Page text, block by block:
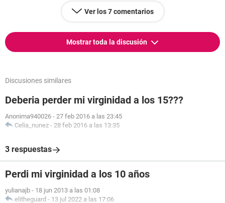
Ver los 7 comentarios
Mostrar toda la discusión
Discusiones similares
Deberia perder mi virginidad a los 15???
Anonima940026 - 27 feb 2016 a las 23:45
Celia_nunez - 28 feb 2016 a las 13:35
3 respuestas
Perdi mi virginidad a los 10 años
yulianajb - 18 jun 2013 a las 01:08
elitheguard - 13 jul 2022 a las 17:06